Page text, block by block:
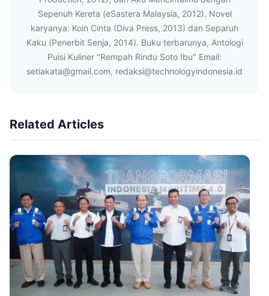
Sepenuh Kereta (eSastera Malaysia, 2012). Novel
karyanya: Koin Cinta (Diva Press, 2013) dan Separuh
Kaku (Penerbit Senja, 2014). Buku terbarunya, Antologi
Puisi Kuliner "Rempah Rindu Soto Ibu" Email:
setiakata@gmail.com, redaksi@technologyindonesia.id
Related Articles